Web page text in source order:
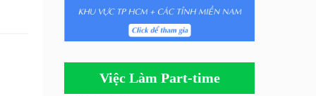
Tuyển nhân viên tiếp thực,
phục vụ bàn
Việc Làm Part-time